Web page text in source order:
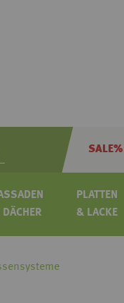
SALE%
DÄCHER
PLATTEN
& LACKE